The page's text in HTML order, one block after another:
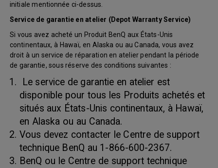
initiale mentionnée ci-dessus.
Service de garantie en atelier (Depot Warranty Service)
Si vous avez acheté un Produit BenQ aux États-Unis
continentaux, à Hawaï, en Alaska ou au Canada, vous avez
droit à un service de réparation en atelier pendant la période
de garantie, sous réserve des conditions suivantes :
Le service de garantie en atelier est
disponible pour tous les Produits achetés et
situés aux États-Unis continentaux, à Hawaï,
en Alaska ou au Canada.
Vous devez contacter le Centre de support
technique BenQ au 1-866-600-2367.
BenQ ou le Centre de support technique